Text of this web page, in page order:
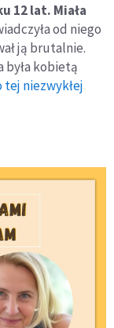
12 lat. Miała
od niego
ją brutalnie.
była kobietą
tej niezwykłej